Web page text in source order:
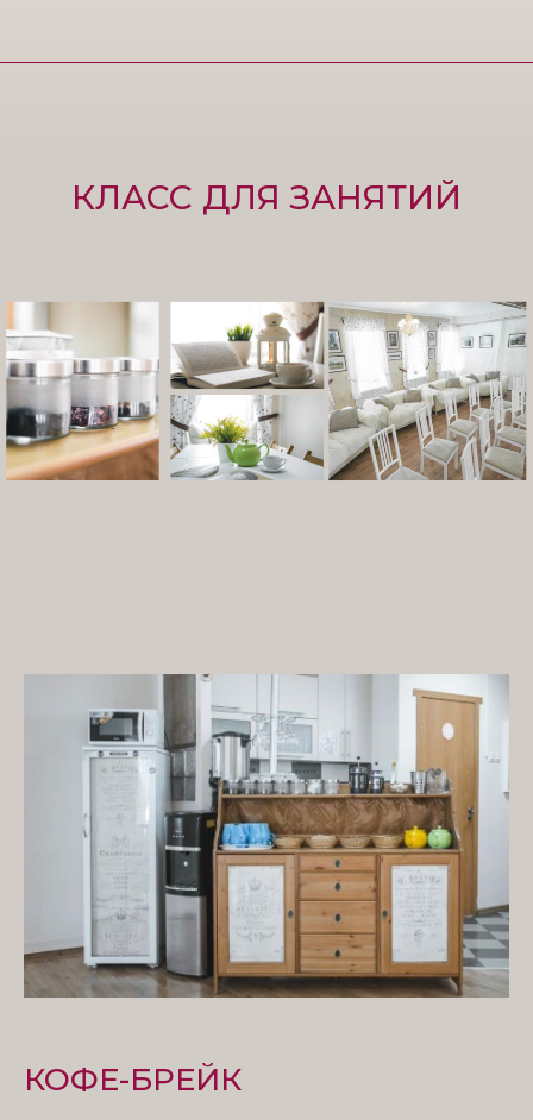
КЛАСС ДЛЯ ЗАНЯТИЙ
КОФЕ-БРЕЙК